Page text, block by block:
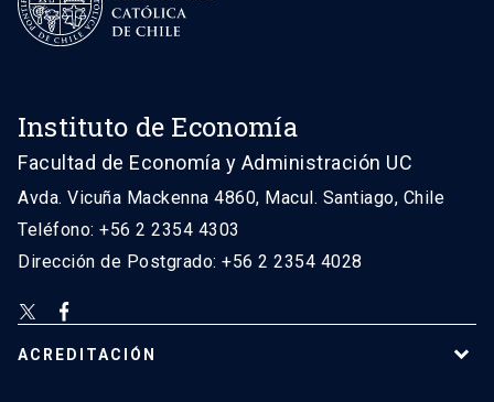
Instituto de Economía
Facultad de Economía y Administración UC
Avda. Vicuña Mackenna 4860, Macul. Santiago, Chile
Teléfono: +56 2 2354 4303
Dirección de Postgrado: +56 2 2354 4028
ACREDITACIÓN